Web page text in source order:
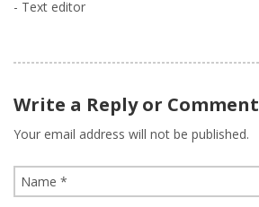
- Text editor
Write a Reply or Comment
Your email address will not be published.